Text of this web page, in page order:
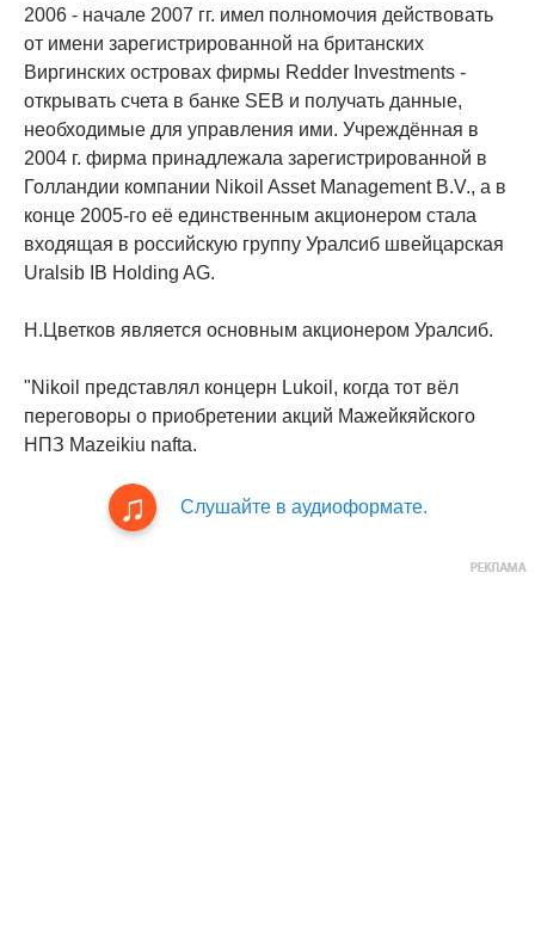
2006 - начале 2007 гг. имел полномочия действовать
от имени зарегистрированной на британских
Виргинских островах фирмы Redder Investments -
открывать счета в банке SEB и получать данные,
необходимые для управления ими. Учреждённая в
2004 г. фирма принадлежала зарегистрированной в
Голландии компании Nikoil Asset Management B.V., а в
конце 2005-го её единственным акционером стала
входящая в российскую группу Уралсиб швейцарская
Uralsib IB Holding AG.
Н.Цветков является основным акционером Уралсиб.
"Nikoil представлял концерн Lukoil, когда тот вёл
переговоры о приобретении акций Мажейкяйского
НПЗ Mazeikiu nafta.
Слушайте в аудиоформате.